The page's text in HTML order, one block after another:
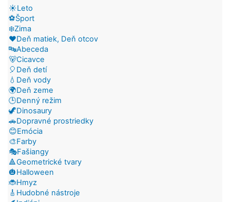
☀️Leto
⚽Šport
❄️Zima
❤️Deň matiek, Deň otcov
🔤Abeceda
🐻Cicavce
🎈Deň detí
💧Deň vody
🌍Deň zeme
🕒Denný režim
🦖Dinosaury
🚗Dopravné prostriedky
😊Emócia
🎨Farby
🎭Fašiangy
🔺Geometrické tvary
🎃Halloween
🐞Hmyz
🎸Hudobné nástroje